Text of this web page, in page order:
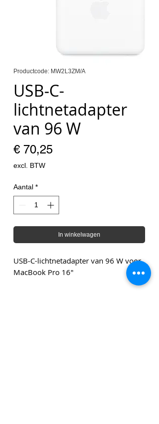
Productcode: MW2L3ZM/A
USB‑C-
lichtnetadapter
van 96 W
€ 70,25Prijs
excl. BTW
Aantal *
In winkelwagen
USB‑C-lichtnetadapter van 96 W voor
MacBook Pro 16"